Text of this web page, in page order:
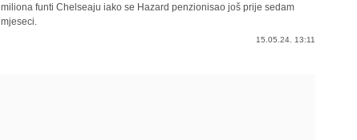
miliona funti Chelseaju iako se Hazard penzionisao još prije sedam
mjeseci.
15.05.24. 13:11